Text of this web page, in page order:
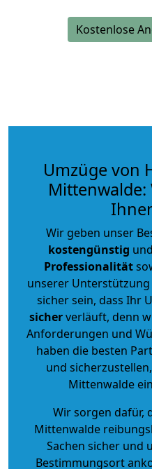
Kostenlose
Umzüge von
Mittenwalde:
Wir geben unser
kostengünstig
Professionalität
unserer
sicher sein, dass Ihr
sicherverläuft, denn
Anforderungen und
haben die besten
und
Mittenwalde
Wir sorgen dafür,
Mittenwalde
Sachen sicher und
Bestimmungsort